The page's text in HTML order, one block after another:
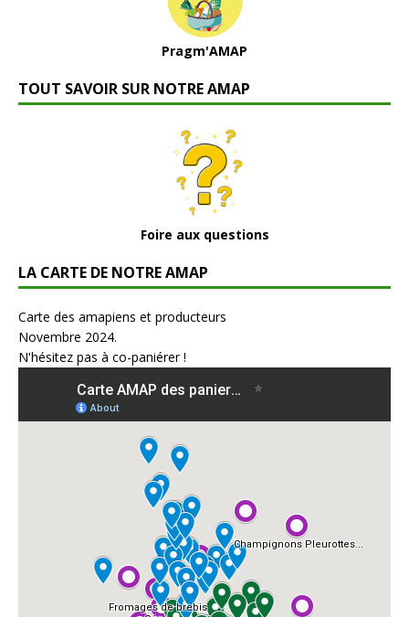
Pragm'AMAP
TOUT SAVOIR SUR NOTRE AMAP
Foire aux questions
LA CARTE DE NOTRE AMAP
Carte des amapiens et producteurs
Novembre 2024.
N'hésitez pas à co-paniérer !